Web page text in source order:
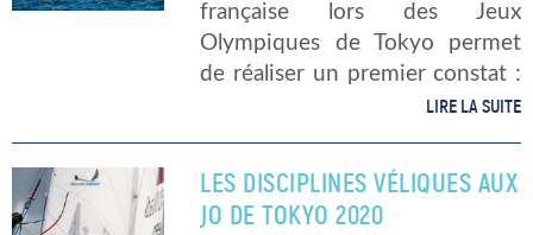
française lors des Jeux
Olympiques de Tokyo permet
de réaliser un premier constat :
la voile tricolore est au fait de
lice sur neuf des dix […]
LIRE LA SUITE
LES DISCIPLINES VÉLIQUES AUX
JO DE TOKYO 2020